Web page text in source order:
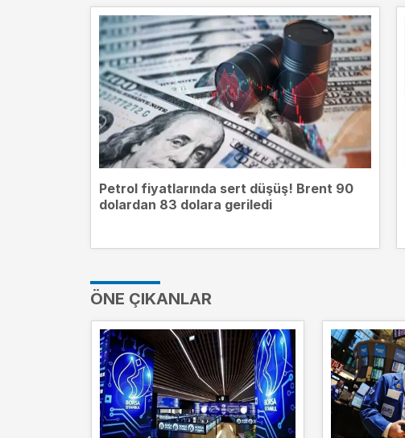
Petrol fiyatlarında sert düşüş! Brent 90
dolardan 83 dolara geriledi
ÖNE ÇIKANLAR